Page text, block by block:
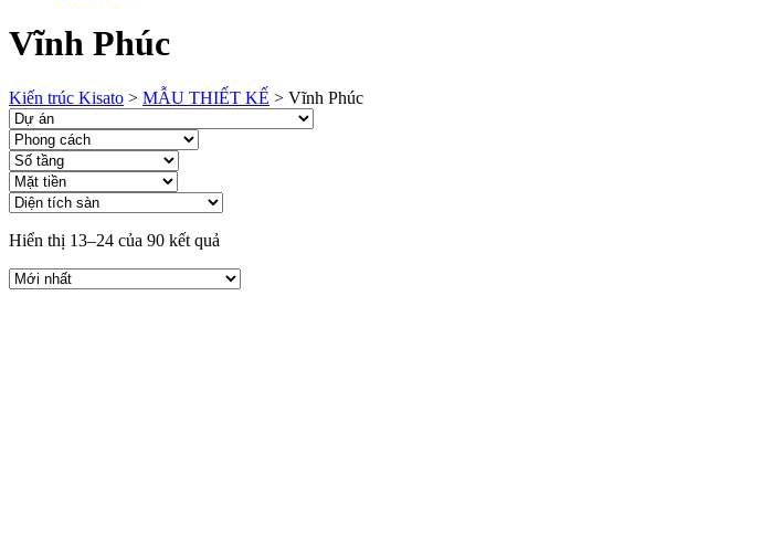
Vĩnh Phúc
Kiến trúc Kisato > MẪU THIẾT KẾ > Vĩnh Phúc
Hiển thị 13–24 của 90 kết quả